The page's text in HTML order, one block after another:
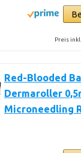
Preis
Red-Blooded
Dermaroller
Microneedling